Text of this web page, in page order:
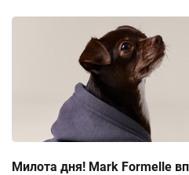
Милота дня! Mark Formelle